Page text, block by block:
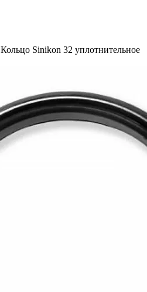
Кольцо Sinikon 32 уплотнительное